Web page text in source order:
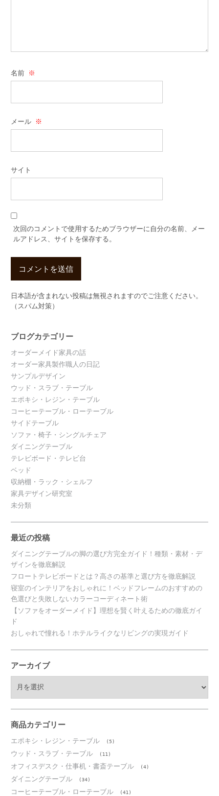
名前 ※
メール ※
サイト
次回のコメントで使用するためブラウザーに自分の名前、メー
ルアドレス、サイトを保存する。
日本語が含まれない投稿は無視されますのでご注意ください。
（スパム対策）
ブログカテゴリー
オーダーメイド家具の話
オーダー家具製作職人の日記
サンプルデザイン
ウッド・スラブ・テーブル
エポキシ・レジン・テーブル
コーヒーテーブル・ローテーブル
サイドテーブル
ソファ・椅子・シングルチェア
ダイニングテーブル
テレビボード・テレビ台
ベッド
収納棚・ラック・シェルフ
家具デザイン研究室
未分類
最近の投稿
ダイニングテーブルの脚の選び方完全ガイド！種類・素材・デ
ザインを徹底解説
フロートテレビボードとは？高さの基準と選び方を徹底解説
寝室のインテリアをおしゃれに！ベッドフレームのおすすめの
色選びと失敗しないカラーコーディネート術
【ソファをオーダーメイド】理想を賢く叶えるための徹底ガイ
ド
おしゃれで憧れる！ホテルライクなリビングの実現ガイド
アーカイブ
ブ
商品カテゴリー
エポキシ・レジン・テーブル (5)
ウッド・スラブ・テーブル (11)
オフィスデスク・仕事机・書斎テーブル (4)
ダイニングテーブル (34)
コーヒーテーブル・ローテーブル (41)